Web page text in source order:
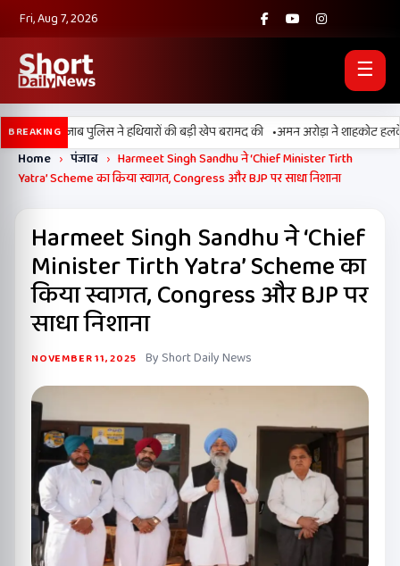
Fri, Aug 7, 2026
☰
BREAKING
और पंजाब पुलिस ने हथियारों की बड़ी खेप बरामद की •अमन अरोड़ा ने शाहकोट हलके में
Home › पंजाब › Harmeet Singh Sandhu ने ‘Chief Minister Tirth
Yatra’ Scheme का किया स्वागत, Congress और BJP पर साधा निशाना
Harmeet Singh Sandhu ने ‘Chief
Minister Tirth Yatra’ Scheme का
किया स्वागत, Congress और BJP पर
साधा निशाना
NOVEMBER 11, 2025 By Short Daily News